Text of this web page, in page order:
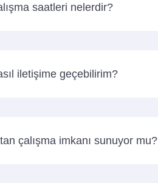
saatleri nelerdir?
iletişime geçebilirim?
çalışma imkanı sunuyor mu?